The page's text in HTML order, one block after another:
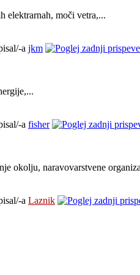
elektrarnah, moči vetra,...
a jkm
a fisher
okolju, naravovarstvene
a Laznik